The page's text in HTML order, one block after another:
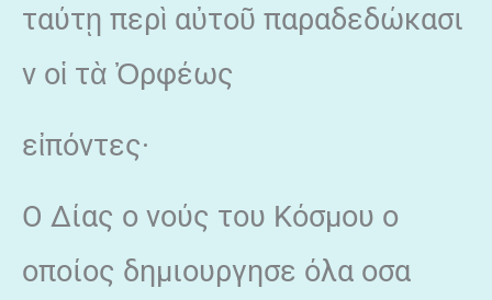
ταύτῃ περὶ αὐτοῦ παραδεδώκασι
ν οἱ τὰ Ὀρφέως
εἰπόντες·
Ο Δίας ο νούς του Κόσμου ο
οποίος δημιουργησε όλα οσα